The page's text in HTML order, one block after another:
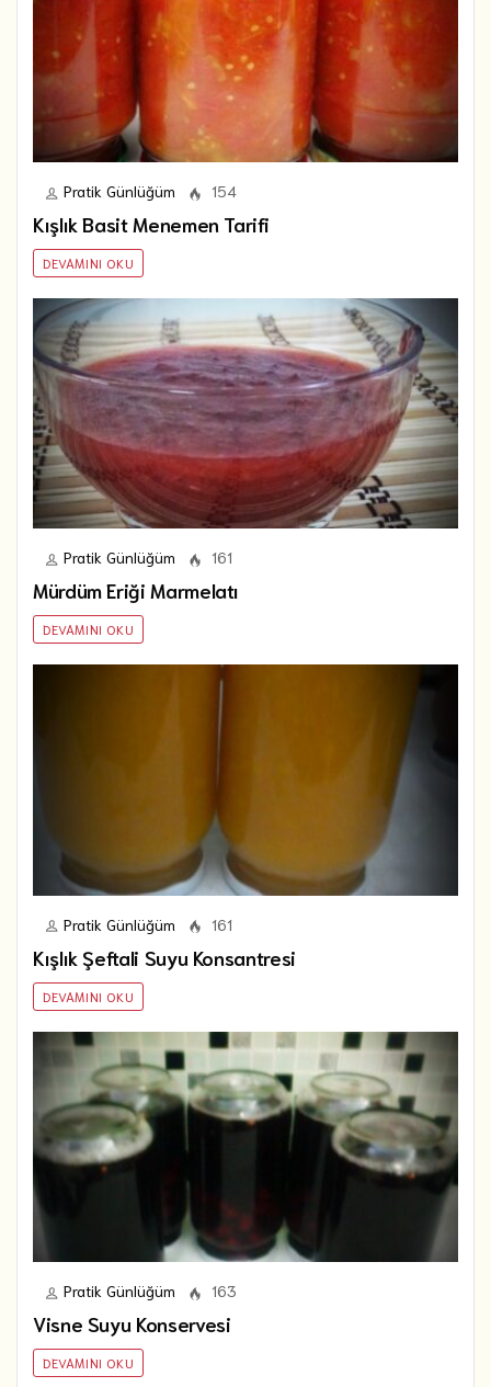
Pratik Günlüğüm 154
Kışlık Basit Menemen Tarifi
DEVAMINI OKU
Pratik Günlüğüm 161
Mürdüm Eriği Marmelatı
DEVAMINI OKU
Pratik Günlüğüm 161
Kışlık Şeftali Suyu Konsantresi
DEVAMINI OKU
Pratik Günlüğüm 163
Visne Suyu Konservesi
DEVAMINI OKU